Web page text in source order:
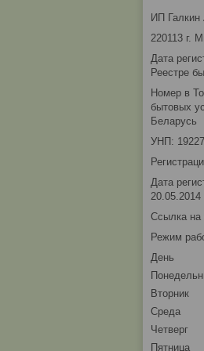
ИП Галкин
220113 г.
Дата
Реестре
Номер в
бытовых
Беларусь
УНП:
Дата
20.05.2014
Ссылка на
Режим
День
Вторник
Среда
Четверг
Пятница